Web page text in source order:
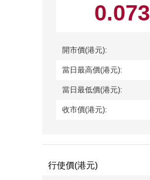
0.073
開市價(港元):
當日最高價(港元):
當日最低價(港元):
收市價(港元):
行使價(港元)